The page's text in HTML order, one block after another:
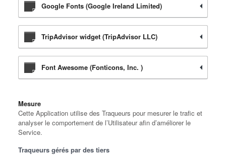
Google Fonts (Google Ireland Limited)
TripAdvisor widget (TripAdvisor LLC)
Font Awesome (Fonticons, Inc. )
Mesure
Cette Application utilise des Traqueurs pour mesurer le trafic et
analyser le comportement de l’Utilisateur afin d’améliorer le
Service.
Traqueurs gérés par des tiers